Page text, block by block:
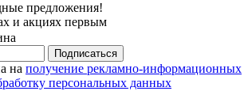
предложения!
и акциях первым
на получение рекламно-информационных
персональных данных